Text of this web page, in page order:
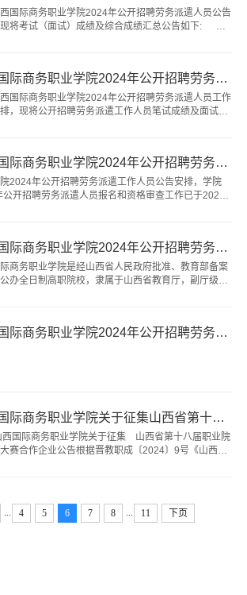
国际商务职业学院2024年公开招聘劳务派遣人员公告
将考试（面试）成绩及综合成绩汇总公告如下:
山西国际商务职业学院2024年公开招聘劳务派遣工作人员笔试成绩及面试工作安排公告
国际商务职业学院2024年公开招聘劳务派遣人员工作
，现将公开招聘劳务派遣工作人员笔试成绩及面试工
山西国际商务职业学院2024年公开招聘劳务派遣人员资格审查合格人员名单暨笔试公告
2024年公开招聘劳务派遣工作人员公告安排，学院
公开招聘劳务派遣人员报名和资格审查工作已于2024
山西国际商务职业学院2024年公开招聘劳务派遣工作人员公告
商务职业学院是经山西省人民政府批准、教育部备案
办全日制高职院校，隶属于山西省教育厅，副厅级建
山西国际商务职业学院2024年公开招聘劳务派遣人员拟聘人员的公示
山西国际商务职业学院关于征集山西省第十八届职业院校技能大赛合作企业公告
际商务职业学院关于征集 山西省第十八届职业院
赛合作企业公告根据晋教职成〔2024〕9号《山西省
... 4 5 6 7 8 ... 11 下页